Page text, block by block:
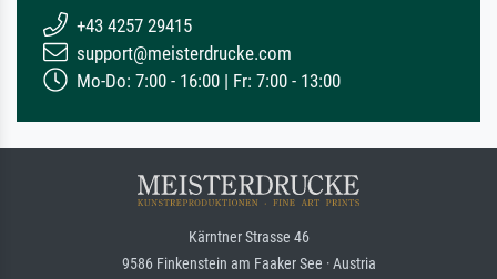
+43 4257 29415
support@meisterdrucke.com
Mo-Do: 7:00 - 16:00 | Fr: 7:00 - 13:00
Kärntner Strasse 46
9586 Finkenstein am Faaker See · Austria